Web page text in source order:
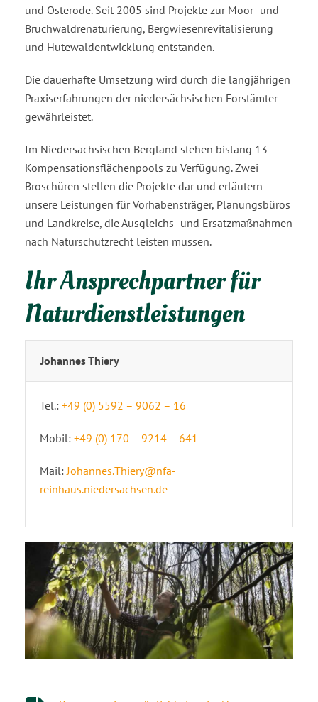
und Osterode. Seit 2005 sind Projekte zur Moor- und
Bruchwaldrenaturierung, Bergwiesenrevitalisierung
und Hutewaldentwicklung entstanden.
Die dauerhafte Umsetzung wird durch die langjährigen
Praxiserfahrungen der niedersächsischen Forstämter
gewährleistet.
Im Niedersächsischen Bergland stehen bislang 13
Kompensationsflächenpools zu Verfügung. Zwei
Broschüren stellen die Projekte dar und erläutern
unsere Leistungen für Vorhabensträger, Planungsbüros
und Landkreise, die Ausgleichs- und Ersatzmaßnahmen
nach Naturschutzrecht leisten müssen.
Ihr Ansprechpartner für
Naturdienstleistungen
Johannes Thiery
Tel.: +49 (0) 5592 – 9062 – 16
Mobil: +49 (0) 170 – 9214 – 641
Mail:Johannes.Thiery@nfa-
reinhaus.niedersachsen.de